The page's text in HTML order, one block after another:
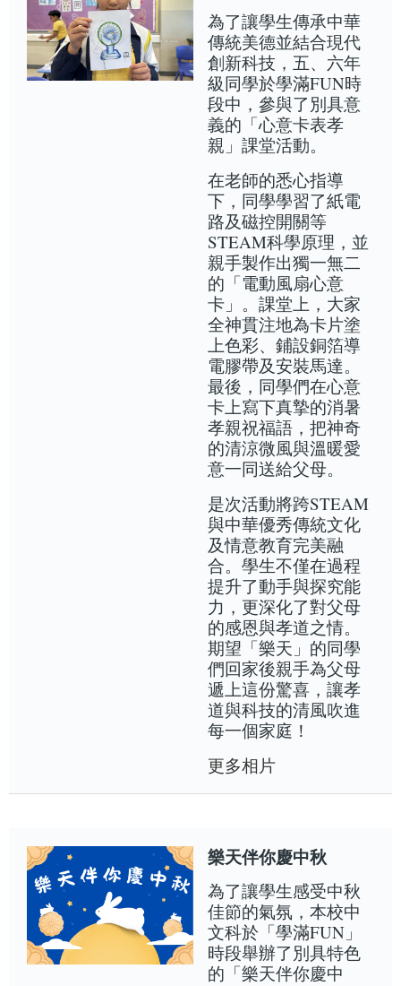
為了讓學生傳承中華
傳統美德並結合現代
創新科技，五、六年
級同學於學滿FUN時
段中，參與了別具意
義的「心意卡表孝
親」課堂活動。
在老師的悉心指導
下，同學學習了紙電
路及磁控開關等
STEAM科學原理，並
親手製作出獨一無二
的「電動風扇心意
卡」。課堂上，大家
全神貫注地為卡片塗
上色彩、鋪設銅箔導
電膠帶及安裝馬達。
最後，同學們在心意
卡上寫下真摯的消暑
孝親祝福語，把神奇
的清涼微風與溫暖愛
意一同送給父母。
是次活動將跨STEAM
與中華優秀傳統文化
及情意教育完美融
合。學生不僅在過程
提升了動手與探究能
力，更深化了對父母
的感恩與孝道之情。
期望「樂天」的同學
們回家後親手為父母
遞上這份驚喜，讓孝
道與科技的清風吹進
每一個家庭！
更多相片
樂天伴你慶中秋
為了讓學生感受中秋
佳節的氣氛，本校中
文科於「學滿FUN」
時段舉辦了別具特色
的「樂天伴你慶中